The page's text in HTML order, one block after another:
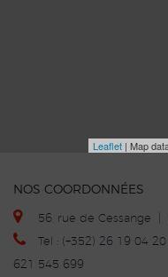
Leaflet | Map
NOS COORDONNÉES
56, rue de Cessange
Tel : (+352) 26 19 04
621 545 699